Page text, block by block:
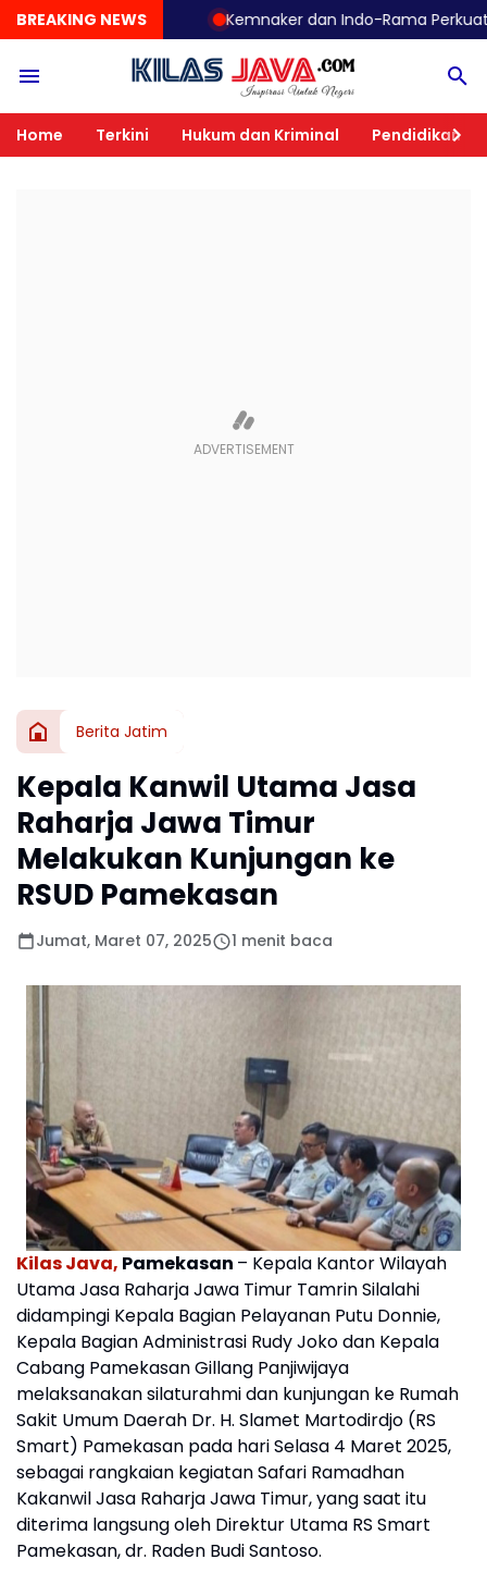
BREAKING NEWSKemnaker dan Indo-Rama Perkuat TKM
Home Terkini Hukum dan Kriminal Pendidikan
Berita Jatim
Kepala Kanwil Utama Jasa
Raharja Jawa Timur
Melakukan Kunjungan ke
RSUD Pamekasan
Jumat, Maret 07, 2025 1 menit baca
Kilas Java, Pamekasan – Kepala Kantor Wilayah
Utama Jasa Raharja Jawa Timur Tamrin Silalahi
didampingi Kepala Bagian Pelayanan Putu Donnie,
Kepala Bagian Administrasi Rudy Joko dan Kepala
Cabang Pamekasan Gillang Panjiwijaya
melaksanakan silaturahmi dan kunjungan ke Rumah
Sakit Umum Daerah Dr. H. Slamet Martodirdjo (RS
Smart) Pamekasan pada hari Selasa 4 Maret 2025,
sebagai rangkaian kegiatan Safari Ramadhan
Kakanwil Jasa Raharja Jawa Timur, yang saat itu
diterima langsung oleh Direktur Utama RS Smart
Pamekasan, dr. Raden Budi Santoso.